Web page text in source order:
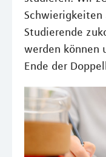
Studierende
werden können
Ende der